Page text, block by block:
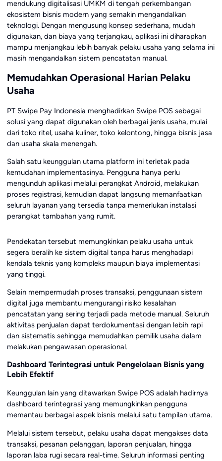
mendukung digitalisasi UMKM di tengah perkembangan
ekosistem bisnis modern yang semakin mengandalkan
teknologi. Dengan mengusung konsep sederhana, mudah
digunakan, dan biaya yang terjangkau, aplikasi ini diharapkan
mampu menjangkau lebih banyak pelaku usaha yang selama ini
masih mengandalkan sistem pencatatan manual.
Memudahkan Operasional Harian Pelaku
Usaha
PT Swipe Pay Indonesia menghadirkan Swipe POS sebagai
solusi yang dapat digunakan oleh berbagai jenis usaha, mulai
dari toko ritel, usaha kuliner, toko kelontong, hingga bisnis jasa
dan usaha skala menengah.
Salah satu keunggulan utama platform ini terletak pada
kemudahan implementasinya. Pengguna hanya perlu
mengunduh aplikasi melalui perangkat Android, melakukan
proses registrasi, kemudian dapat langsung memanfaatkan
seluruh layanan yang tersedia tanpa memerlukan instalasi
perangkat tambahan yang rumit.
Pendekatan tersebut memungkinkan pelaku usaha untuk
segera beralih ke sistem digital tanpa harus menghadapi
kendala teknis yang kompleks maupun biaya implementasi
yang tinggi.
Selain mempermudah proses transaksi, penggunaan sistem
digital juga membantu mengurangi risiko kesalahan
pencatatan yang sering terjadi pada metode manual. Seluruh
aktivitas penjualan dapat terdokumentasi dengan lebih rapi
dan sistematis sehingga memudahkan pemilik usaha dalam
melakukan pengawasan operasional.
Dashboard Terintegrasi untuk Pengelolaan Bisnis yang
Lebih Efektif
Keunggulan lain yang ditawarkan Swipe POS adalah hadirnya
dashboard terintegrasi yang memungkinkan pengguna
memantau berbagai aspek bisnis melalui satu tampilan utama.
Melalui sistem tersebut, pelaku usaha dapat mengakses data
transaksi, pesanan pelanggan, laporan penjualan, hingga
laporan laba rugi secara real-time. Seluruh informasi penting